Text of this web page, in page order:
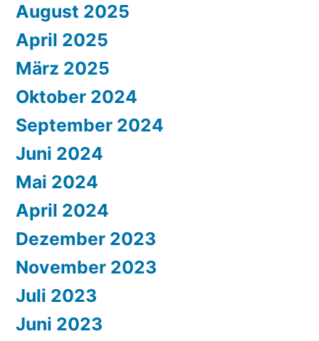
August 2025
April 2025
März 2025
Oktober 2024
September 2024
Juni 2024
Mai 2024
April 2024
Dezember 2023
November 2023
Juli 2023
Juni 2023